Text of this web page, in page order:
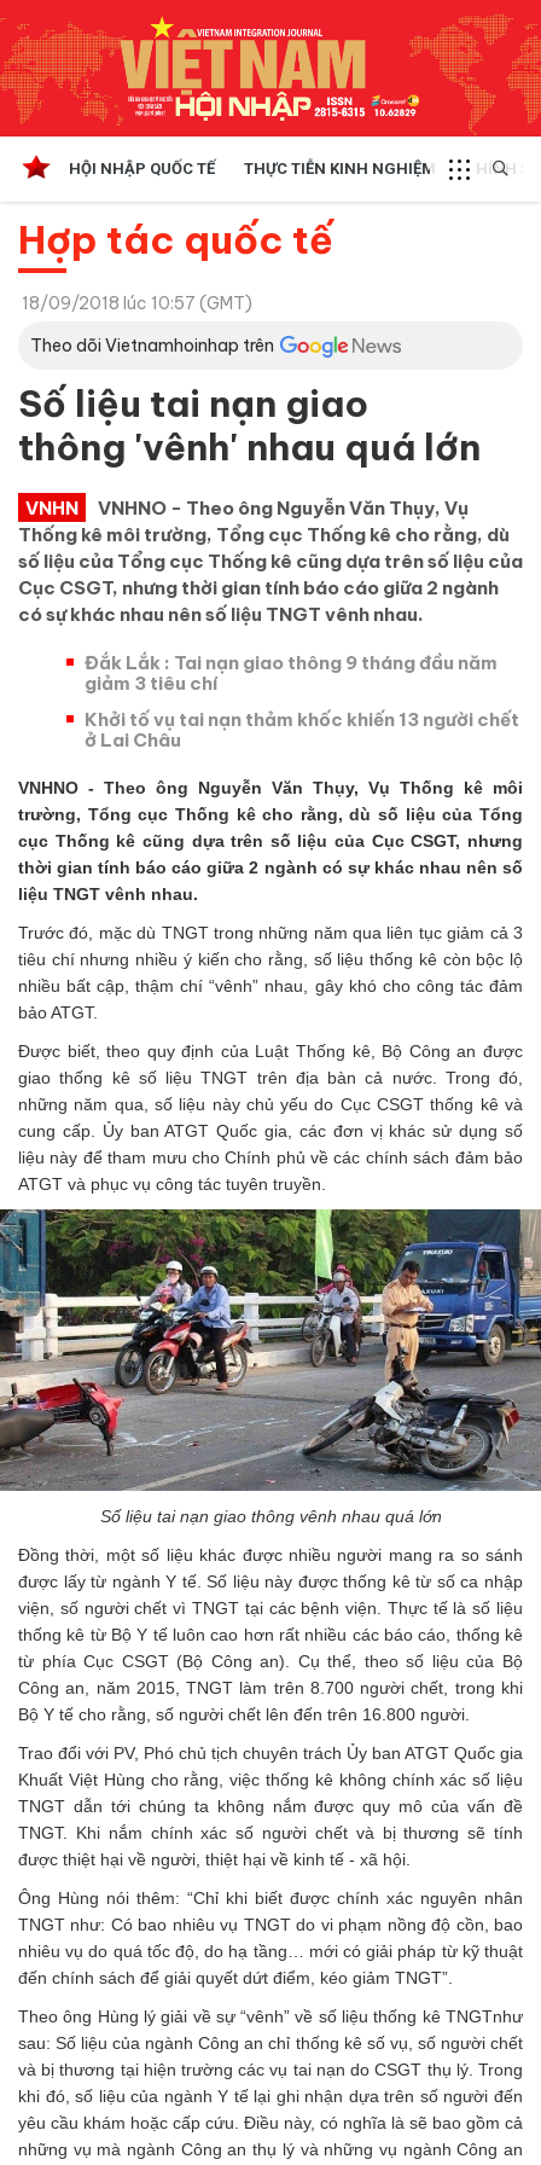
HỘI NHẬP QUỐC TẾ THỰC TIỄN KINH NGHIỆM CHÍNH
Hợp tác quốc tế
18/09/2018 lúc 10:57 (GMT)
Theo dõi Vietnamhoinhap trên
Số liệu tai nạn giao
thông 'vênh' nhau quá lớn
VNHN
​​​​​​​VNHNO - Theo ông Nguyễn Văn Thụy, Vụ
Thống kê môi trường, Tổng cục Thống kê cho rằng, dù
số liệu của Tổng cục Thống kê cũng dựa trên số liệu của
Cục CSGT, nhưng thời gian tính báo cáo giữa 2 ngành
có sự khác nhau nên số liệu TNGT vênh nhau.
Đắk Lắk : Tai nạn giao thông 9 tháng đầu năm
giảm 3 tiêu chí
Khởi tố vụ tai nạn thảm khốc khiến 13 người chết
ở Lai Châu
VNHNO - Theo ông Nguyễn Văn Thụy, Vụ Thống kê môi
trường, Tổng cục Thống kê cho rằng, dù số liệu của Tổng
cục Thống kê cũng dựa trên số liệu của Cục CSGT, nhưng
thời gian tính báo cáo giữa 2 ngành có sự khác nhau nên số
liệu TNGT vênh nhau.
Trước đó, mặc dù TNGT trong những năm qua liên tục giảm cả 3
tiêu chí nhưng nhiều ý kiến cho rằng, số liệu thống kê còn bộc lộ
nhiều bất cập, thậm chí “vênh” nhau, gây khó cho công tác đảm
bảo ATGT.
Được biết, theo quy định của Luật Thống kê, Bộ Công an được
giao thống kê số liệu TNGT trên địa bàn cả nước. Trong đó,
những năm qua, số liệu này chủ yếu do Cục CSGT thống kê và
cung cấp. Ủy ban ATGT Quốc gia, các đơn vị khác sử dụng số
liệu này để tham mưu cho Chính phủ về các chính sách đảm bảo
ATGT và phục vụ công tác tuyên truyền.
Số liệu tai nạn giao thông vênh nhau quá lớn
Đồng thời, một số liệu khác được nhiều người mang ra so sánh
được lấy từ ngành Y tế. Số liệu này được thống kê từ số ca nhập
viện, số người chết vì TNGT tại các bệnh viện. Thực tế là số liệu
thống kê từ Bộ Y tế luôn cao hơn rất nhiều các báo cáo, thống kê
từ phía Cục CSGT (Bộ Công an). Cụ thể, theo số liệu của Bộ
Công an, năm 2015, TNGT làm trên 8.700 người chết, trong khi
Bộ Y tế cho rằng, số người chết lên đến trên 16.800 người.
Trao đổi với PV, Phó chủ tịch chuyên trách Ủy ban ATGT Quốc gia
Khuất Việt Hùng cho rằng, việc thống kê không chính xác số liệu
TNGT dẫn tới chúng ta không nắm được quy mô của vấn đề
TNGT. Khi nắm chính xác số người chết và bị thương sẽ tính
được thiệt hại về người, thiệt hại về kinh tế - xã hội.
Ông Hùng nói thêm: “Chỉ khi biết được chính xác nguyên nhân
TNGT như: Có bao nhiêu vụ TNGT do vi phạm nồng độ cồn, bao
nhiêu vụ do quá tốc độ, do hạ tầng… mới có giải pháp từ kỹ thuật
đến chính sách để giải quyết dứt điểm, kéo giảm TNGT”.
Theo ông Hùng lý giải về sự “vênh” về số liệu thống kê TNGTnhư
sau: Số liệu của ngành Công an chỉ thống kê số vụ, số người chết
và bị thương tại hiện trường các vụ tai nạn do CSGT thụ lý. Trong
khi đó, số liệu của ngành Y tế lại ghi nhận dựa trên số người đến
yêu cầu khám hoặc cấp cứu. Điều này, có nghĩa là sẽ bao gồm cả
những vụ mà ngành Công an thụ lý và những vụ ngành Công an